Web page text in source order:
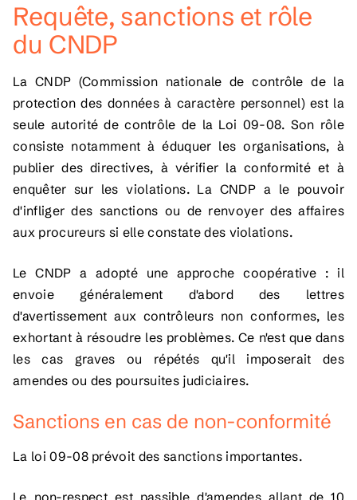
Requête, sanctions et rôle
du CNDP
La CNDP (Commission nationale de contrôle de la
protection des données à caractère personnel) est la
seule autorité de contrôle de la Loi 09-08. Son rôle
consiste notamment à éduquer les organisations, à
publier des directives, à vérifier la conformité et à
enquêter sur les violations. La CNDP a le pouvoir
d'infliger des sanctions ou de renvoyer des affaires
aux procureurs si elle constate des violations.
Le CNDP a adopté une approche coopérative : il
envoie généralement d'abord des lettres
d'avertissement aux contrôleurs non conformes, les
exhortant à résoudre les problèmes. Ce n'est que dans
les cas graves ou répétés qu'il imposerait des
amendes ou des poursuites judiciaires.
Sanctions en cas de non-conformité
La loi 09-08 prévoit des sanctions importantes.
Le non-respect est passible d'amendes allant de 10